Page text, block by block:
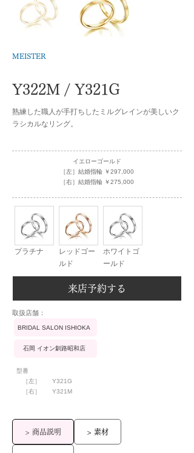
MEISTER
Y322M / Y321G
熟練した職人が手打ちしたミルグレインが美しいク
ラシカルなリング。
イエローゴールド
［左］結婚指輪 ￥297,000
［右］結婚指輪 ￥275,000
プラチナ
レッドゴー
ルド
ホワイトゴ
ールド
来店予約する
​取扱店舗：
BRIDAL SALON ISHIOKA
石岡 イオン釧路昭和店
型番
［左］
［右］
Y321G
Y321M
> 商品説明 > 素材